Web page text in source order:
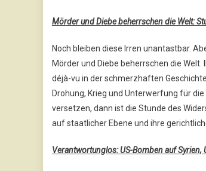
Mörder und Diebe beherrschen die Welt:
Noch bleiben diese Irren unantastbar.
Mörder und Diebe beherrschen die
déjà-vu in der schmerzhaften
Drohung, Krieg und Unterwerfung für
versetzen, dann ist die Stunde des
auf staatlicher Ebene und ihre
Verantwortunglos: US-Bomben auf